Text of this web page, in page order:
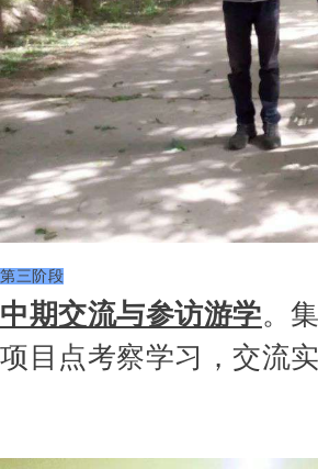
第三阶段
中期交流与参访游学。
项目点考察学习，交流